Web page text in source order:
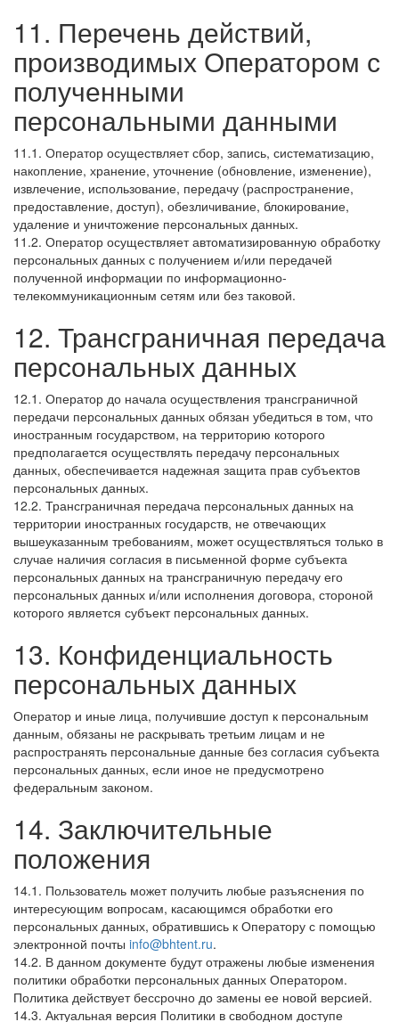
11. Перечень действий,
производимых Оператором с
полученными
персональными данными
11.1. Оператор осуществляет сбор, запись, систематизацию,
накопление, хранение, уточнение (обновление, изменение),
извлечение, использование, передачу (распространение,
предоставление, доступ), обезличивание, блокирование,
удаление и уничтожение персональных данных.
11.2. Оператор осуществляет автоматизированную обработку
персональных данных с получением и/или передачей
полученной информации по информационно-
телекоммуникационным сетям или без таковой.
12. Трансграничная передача
персональных данных
12.1. Оператор до начала осуществления трансграничной
передачи персональных данных обязан убедиться в том, что
иностранным государством, на территорию которого
предполагается осуществлять передачу персональных
данных, обеспечивается надежная защита прав субъектов
персональных данных.
12.2. Трансграничная передача персональных данных на
территории иностранных государств, не отвечающих
вышеуказанным требованиям, может осуществляться только в
случае наличия согласия в письменной форме субъекта
персональных данных на трансграничную передачу его
персональных данных и/или исполнения договора, стороной
которого является субъект персональных данных.
13. Конфиденциальность
персональных данных
Оператор и иные лица, получившие доступ к персональным
данным, обязаны не раскрывать третьим лицам и не
распространять персональные данные без согласия субъекта
персональных данных, если иное не предусмотрено
федеральным законом.
14. Заключительные
положения
14.1. Пользователь может получить любые разъяснения по
интересующим вопросам, касающимся обработки его
персональных данных, обратившись к Оператору с помощью
электронной почты info@bhtent.ru.
14.2. В данном документе будут отражены любые изменения
политики обработки персональных данных Оператором.
Политика действует бессрочно до замены ее новой версией.
14.3. Актуальная версия Политики в свободном доступе